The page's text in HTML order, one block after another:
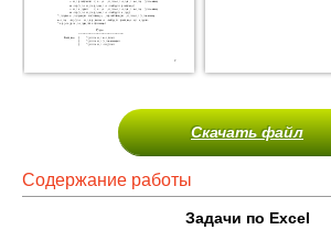
Скачать файл
Содержание работы
Задачи по Excel